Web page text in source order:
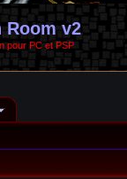
Room v2
pour PC et PSP